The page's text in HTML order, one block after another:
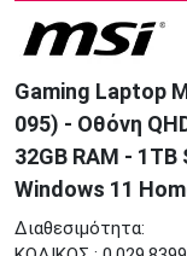
Gaming Laptop
095) - Οθόνη
32GB RAM - 1TB
Windows 11
Διαθεσιμότητα: